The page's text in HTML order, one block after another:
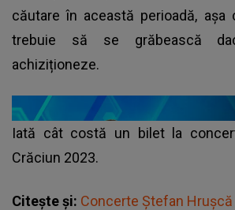
căutare în această perioadă, așa
trebuie să se grăbească
achiziționeze.
Iată cât costă un bilet la
Crăciun 2023.
Citește și: Concerte Ștefan